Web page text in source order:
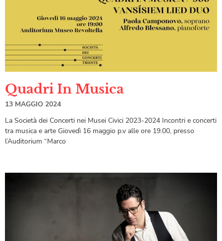
Quadri In Musica
13 MAGGIO 2024
La Società dei Concerti nei Musei Civici 2023-2024 Incontri e concerti
tra musica e arte Giovedì 16 maggio p.v alle ore 19.00, presso
l’Auditorium “Marco